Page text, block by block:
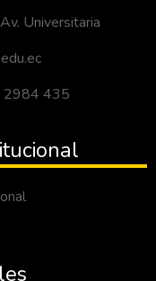
Universitaria
2984 435